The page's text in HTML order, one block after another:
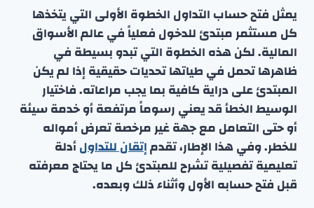
يمثل فتح حساب التداول الخطوة الأولى التي يتخذها
كل مستثمر مبتدئ للدخول فعلياً في عالم الأسواق
المالية. لكن هذه الخطوة التي تبدو بسيطة في
ظاهرها تحمل في طياتها تحديات حقيقية إذا لم يكن
المبتدئ على دراية كافية بما يجب مراعاته. فاختيار
الوسيط الخطأ قد يعني رسوماً مرتفعة أو خدمة سيئة
أو حتى التعامل مع جهة غير مرخصة تعرض أمواله
للخطر. وفي هذا الإطار، تقدمإتقان للتداولأدلة
تعليمية تفصيلية تشرح للمبتدئ كل ما يحتاج معرفته
قبل فتح حسابه الأول وأثناء ذلك وبعده.